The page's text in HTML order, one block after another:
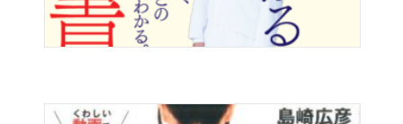
病院では、「知り合いに会ったらどうしよう？」とビクビ
クし、
職場には「シフトを調整して欲しい」と言出せない。
友人の妊娠・出産を心から祝えない自分に失望しました。